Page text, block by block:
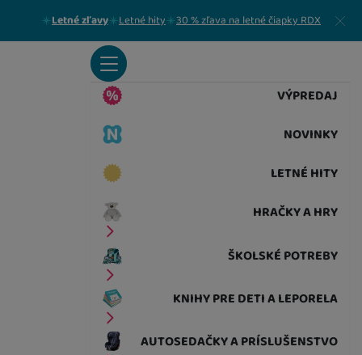
Letné zľavy Letné hity 30 % zľava na letné čiapky RDX Zavrieť
VÝPREDAJ
NOVINKY
LETNÉ HITY
HRAČKY A HRY
ŠKOLSKÉ POTREBY
KNIHY PRE DETI A LEPORELA
AUTOSEDAČKY A PRÍSLUŠENSTVO